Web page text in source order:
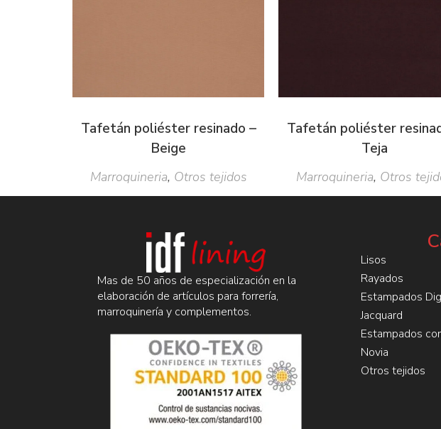
Tafetán poliéster resinado –
Beige
Marroquineria, Otros tejidos
Tafetán poliéster
Teja
Marroquineria, Otros
Mas de 50 años de especialización en la
elaboración de artículos para forrería,
marroquinería y complementos.
Lisos
Rayados
Estampados
Jacquard
Estampados
Novia
Otros tejidos